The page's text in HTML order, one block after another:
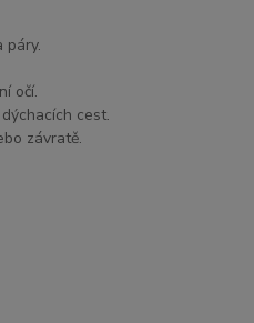
páry.
očí.
cest.
závratě.